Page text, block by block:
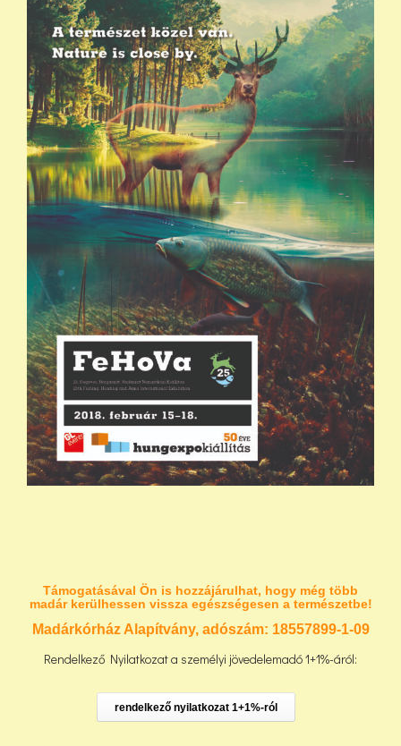
Támogatásával Ön is hozzájárulhat, hogy még több
madár kerülhessen vissza egészségesen a természetbe!
Madárkórház Alapítvány, adószám: 18557899-1-09
Rendelkező Nyilatkozat a személyi jövedelemadó 1+1%-áról:
rendelkező nyilatkozat 1+1%-ról